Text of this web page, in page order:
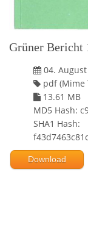
Grüner Bericht
04.
pdf (Mime
13.61 MB
MD5 Hash:
SHA1 Hash:
Download